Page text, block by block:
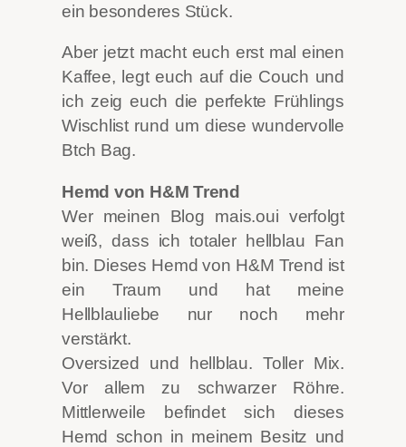
ein besonderes Stück.
Aber jetzt macht euch erst mal einen
Kaffee, legt euch auf die Couch und
ich zeig euch die perfekte Frühlings
Wischlist rund um diese wundervolle
Btch Bag.
Hemd von H&M Trend
Wer meinen Blog mais.oui verfolgt
weiß, dass ich totaler hellblau Fan
bin. Dieses Hemd von H&M Trend ist
ein Traum und hat meine
Hellblauliebe nur noch mehr
verstärkt.
Oversized und hellblau. Toller Mix.
Vor allem zu schwarzer Röhre.
Mittlerweile befindet sich dieses
Hemd schon in meinem Besitz und